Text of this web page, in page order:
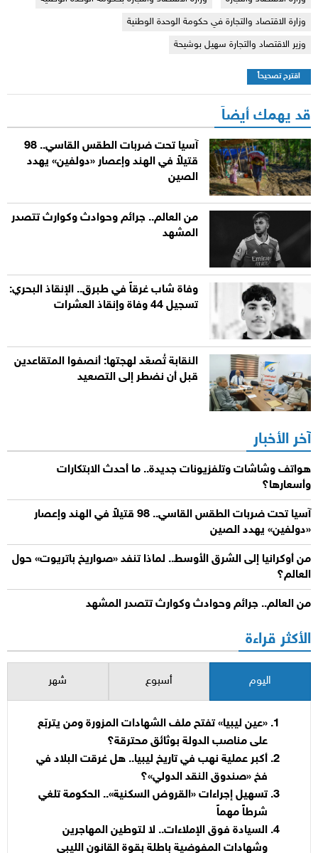
وزارة الاقتصاد والتجارة في حكومة الوحدة الوطنية
وزير الاقتصاد والتجارة سهيل بوشيحة
اقترح تصحيحاً
قد يهمك أيضاً
آسيا تحت ضربات الطقس القاسي.. 98
قتيلاً في الهند وإعصار «دولفين» يهدد
الصين
من العالم.. جرائم وحوادث وكوارث تتصدر
المشهد
وفاة شاب غرقاً في طبرق.. الإنقاذ البحري:
تسجيل 44 وفاة وإنقاذ العشرات
النقابة تُصعّد لهجتها: أنصفوا المتقاعدين
قبل أن نضطر إلى التصعيد
آخر الأخبار
هواتف وشاشات وتلفزيونات جديدة.. ما أحدث الابتكارات
وأسعارها؟
آسيا تحت ضربات الطقس القاسي.. 98 قتيلاً في الهند وإعصار
«دولفين» يهدد الصين
من أوكرانيا إلى الشرق الأوسط.. لماذا تنفد «صواريخ باتريوت» حول
العالم؟
من العالم.. جرائم وحوادث وكوارث تتصدر المشهد
الأكثر قراءة
اليوم أسبوع شهر
«عين ليبيا» تفتح ملف الشهادات المزورة ومن يتربّع
على مناصب الدولة بوثائق محترقة؟
أكبر عملية نهب في تاريخ ليبيا.. هل غرقت البلاد في
فخ «صندوق النقد الدولي»؟
تسهيل إجراءات «القروض السكنية».. الحكومة تلغي
شرطاً مهماً
السيادة فوق الإملاءات.. لا لتوطين المهاجرين
وشهادات المفوضية باطلة بقوة القانون الليبي